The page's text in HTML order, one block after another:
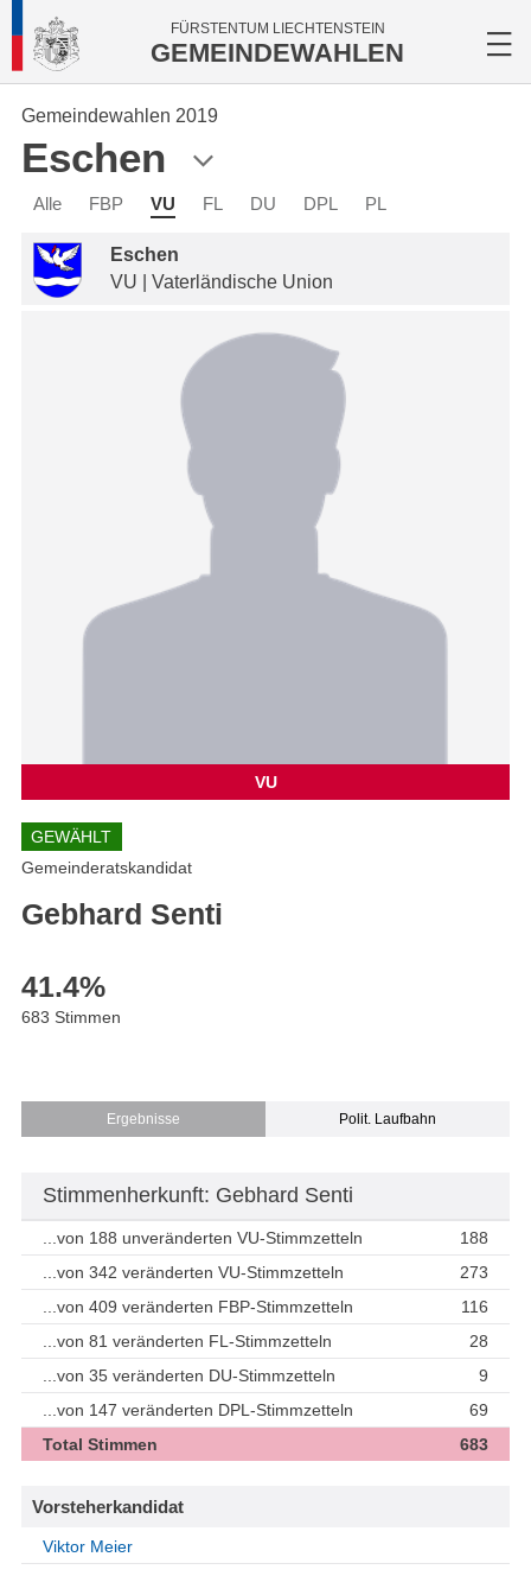
FÜRSTENTUM LIECHTENSTEIN
GEMEINDEWAHLEN
Gemeindewahlen 2019
Eschen
Alle FBP VU FL DU DPL PL
Eschen
VU | Vaterländische Union
VU
GEWÄHLT
Gemeinderatskandidat
Gebhard Senti
41.4%
683 Stimmen
Ergebnisse Polit. Laufbahn
Stimmenherkunft: Gebhard Senti
...von 188 unveränderten VU-Stimmzetteln
188
...von 342 veränderten VU-Stimmzetteln
273
...von 409 veränderten FBP-Stimmzetteln
116
...von 81 veränderten FL-Stimmzetteln
28
...von 35 veränderten DU-Stimmzetteln
9
...von 147 veränderten DPL-Stimmzetteln
69
Total Stimmen
683
Vorsteherkandidat
Viktor Meier